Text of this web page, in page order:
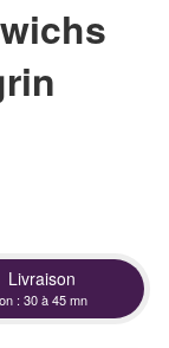
Livraison
: 30 à 45 mn